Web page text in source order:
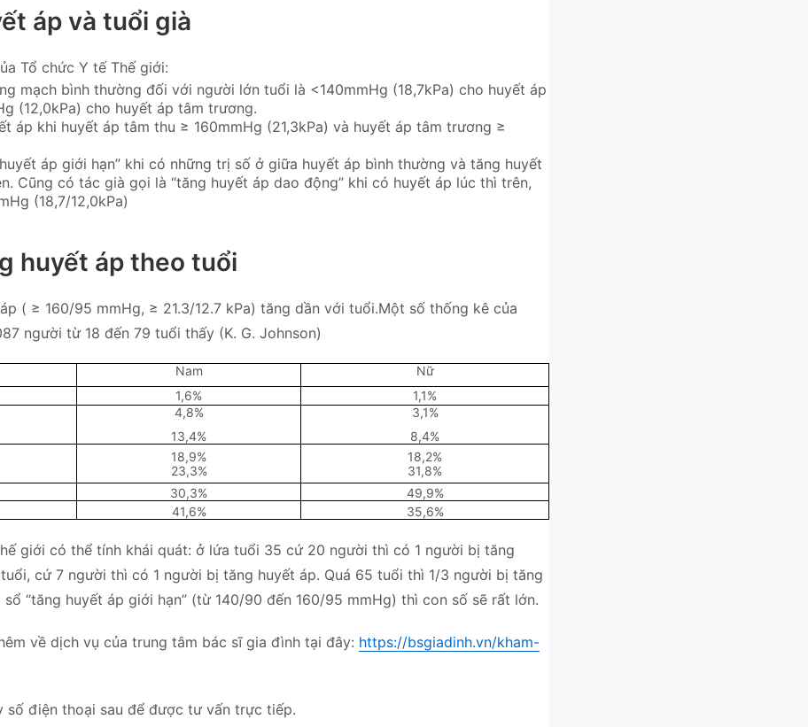
áp và tuổi già
Tổ chức Y tế Thế giới:
mạch bình thường đối với người lớn tuổi là <140mmHg (18,7kPa) cho huyết áp
(12,0kPa) cho huyết áp tâm trương.
áp khi huyết áp tâm thu ≥ 160mmHg (21,3kPa) và huyết áp tâm trương ≥
áp giới hạn” khi có những trị số ở giữa huyết áp bình thường và tăng huyết
Cũng có tác già gọi là “tăng huyết áp dao động” khi có huyết áp lúc thì trên,
(18,7/12,0kPa)
huyết áp theo tuổi
( ≥ 160/95 mmHg, ≥ 21.3/12.7 kPa) tăng dần với tuổi.Một số thống kê của
người từ 18 đến 79 tuổi thấy (K. G. Johnson)
Nam
Nữ
1,6%
1,1%
4,8%
3,1%
13,4%
8,4%
18,9%
18,2%
23,3%
31,8%
30,3%
49,9%
41,6% 35,6%
giới có thể tính khái quát: ở lứa tuổi 35 cứ 20 người thì có 1 người bị tăng
cứ 7 người thì có 1 người bị tăng huyết áp. Quá 65 tuổi thì 1/3 người bị tăng
“tăng huyết áp giới hạn” (từ 140/90 đến 160/95 mmHg) thì con số sẽ rất lớn.
về dịch vụ của trung tâm bác sĩ gia đình tại đây: https://bsgiadinh.vn/kham-
số điện thoại sau để được tư vấn trực tiếp.